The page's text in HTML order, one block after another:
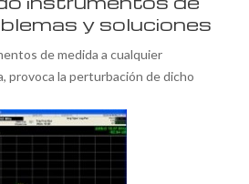
y soluciones
de medida a cualquier
provoca la perturbación de dicho